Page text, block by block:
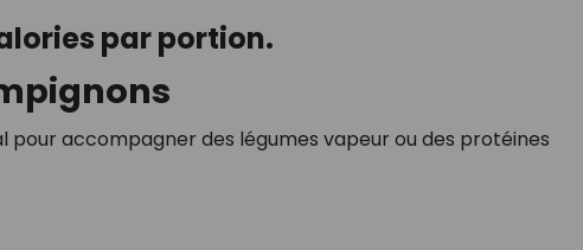
par portion.
pour accompagner des légumes vapeur ou des protéines